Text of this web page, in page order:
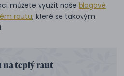
můžete využít naše blogové
rautu, které se takovým
na teplý raut